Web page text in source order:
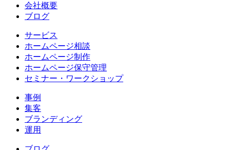
会社概要
ブログ
サービス
ホームページ相談
ホームページ制作
ホームページ保守管理
セミナー・ワークショップ
事例
集客
ブランディング
運用